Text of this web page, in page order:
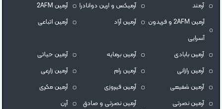
آرمند
آرمیکس و ارین دوانادرا
آرمین 2AFM
آرمین 2AFM و فریدون
آسرایی
آرمین آراد آرمین اتباعی
آرمین بابادی آرمین برمایه
آرمین حیاتی
آرمین رازانی
آرمین رام
آرمین زارعی
آرمین شفیعی
آرمین فیروزی
آرمین مکری
آرمین نصرتی
آرمین نصرتی و صادق
آرن